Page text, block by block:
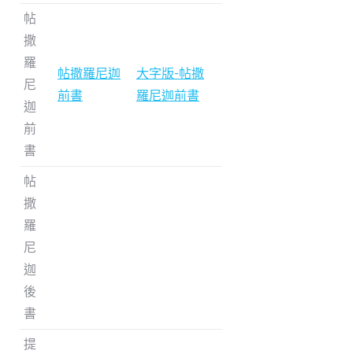
帖
撒
羅
尼
迦
前
書
帖撒羅尼迦
前書
大字版-帖撒
羅尼迦前書
帖
撒
羅
尼
迦
後
書
提